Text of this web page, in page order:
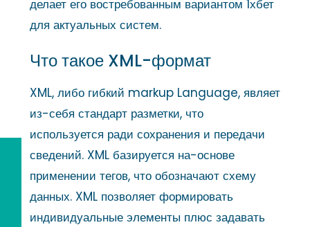
делает его востребованным вариантом 1хбет
для актуальных систем.
Что такое XML-формат
XML, либо гибкий markup Language, являет
из-себя стандарт разметки, что
используется ради сохранения и передачи
сведений. XML базируется на-основе
применении тегов, что обозначают схему
данных. XML позволяет формировать
индивидуальные элементы плюс задавать